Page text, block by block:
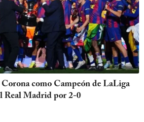
como Campeón de LaLiga
Real Madrid por 2-0